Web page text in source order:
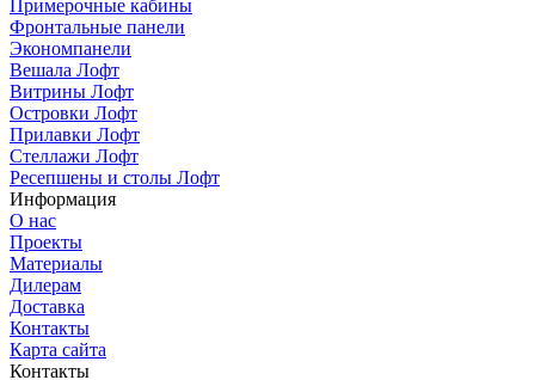
Примерочные кабины
Фронтальные панели
Экономпанели
Вешала Лофт
Витрины Лофт
Островки Лофт
Прилавки Лофт
Стеллажи Лофт
Ресепшены и столы Лофт
Информация
О нас
Проекты
Материалы
Дилерам
Доставка
Контакты
Карта сайта
Контакты